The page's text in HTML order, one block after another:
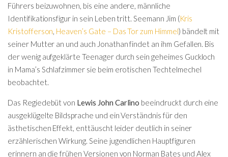
Führers beizuwohnen, bis eine andere, männliche
Identifikationsfigur in sein Leben tritt. Seemann Jim (Kris
Kristofferson Heaven’s Gate – Das Tor zum Himmel) bändelt mit
seiner Mutter an und auch Jonathan findet an ihm Gefallen. Bis
der wenig aufgeklärte Teenager durch sein geheimes Guckloch
in Mama’s Schlafzimmer sie beim erotischen Techtelmechel
beobachtet.
Das Regiedebüt von Lewis John Carlino beeindruckt durch eine
ausgeklügelte Bildsprache und ein Verständnis für den
ästhetischen Effekt, enttäuscht leider deutlich in seiner
erzählerischen Wirkung. Seine jugendlichen Hauptfiguren
erinnern an die frühen Versionen von Norman Bates und Alex